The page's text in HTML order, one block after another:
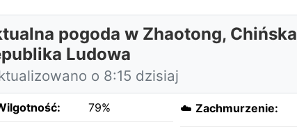
pogoda w Zhaotong, Chińska
Ludowa
o 8:15 dzisiaj
79% ☁️ Zachmurzenie: